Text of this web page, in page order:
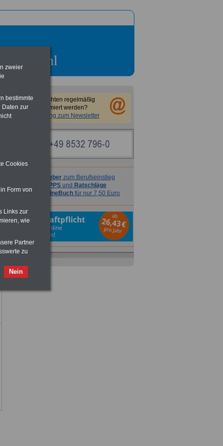
Sie möchten regelmäßig
informiert werden?
Anmeldung zum Newsletter
Ratgeberzum Berufseinstieg
TIPPS und Ratschläge
>>>
OnlineBuch für nur 7,50 Euro
zweier
bestimmte
Daten zur
Cookies
Form von
Links zur
wie
Partner
zu
Nein